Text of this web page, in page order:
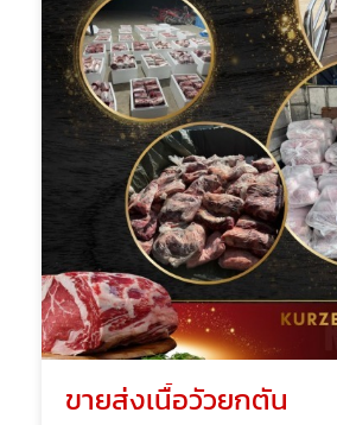
ขายส่งเนื้อวัวยกตัน